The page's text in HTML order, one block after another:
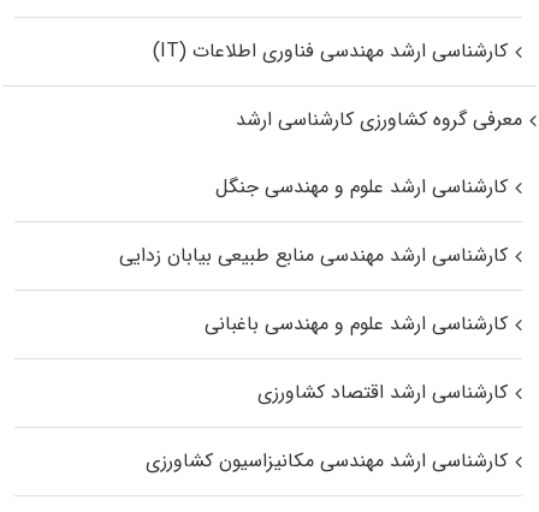
کارشناسی ارشد مهندسی فناوری اطلاعات (IT)
معرفی گروه کشاورزی کارشناسی ارشد
کارشناسی ارشد علوم و مهندسی جنگل
کارشناسی ارشد مهندسی منابع طبیعی بیابان زدایی
کارشناسی ارشد علوم و مهندسی باغبانی
کارشناسی ارشد اقتصاد کشاورزی
کارشناسی ارشد مهندسی مکانیزاسیون کشاورزی